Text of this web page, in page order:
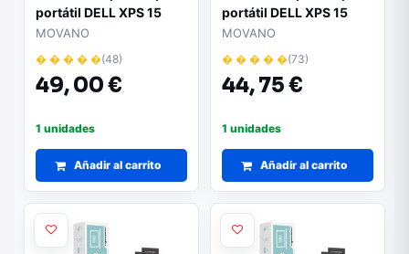
portátil DELL XPS 15
11.55V 6000 mAh
MOVANO
� � � � �(48)
49,00 €
1 unidades
Añadir al carrito
portátil DELL XPS 15
9550 11.4v 8500 mAh
MOVANO
� � � � �(73)
44,75 €
1 unidades
Añadir al carrito